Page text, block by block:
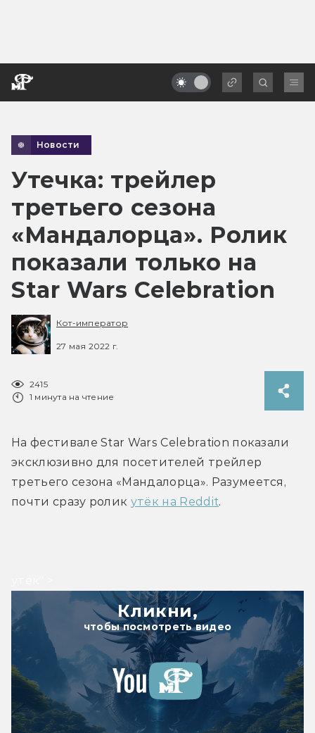
Новости
Утечка: трейлер
третьего сезона
«Мандалорца». Ролик
показали только на
Star Wars Celebration
Кот-император
27 мая 2022 г.
2415
1 минута на чтение
На фестивале Star Wars Celebration показали
эксклюзивно для посетителей трейлер
третьего сезона «Мандалорца». Разумеется,
почти сразу ролик утёк на Reddit.
Кликни,
чтобы посмотреть видео